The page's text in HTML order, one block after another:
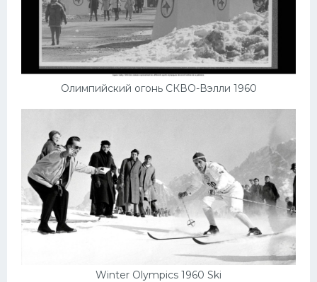
Олимпийский огонь СКВО-Вэлли 1960
Winter Olympics 1960 Ski